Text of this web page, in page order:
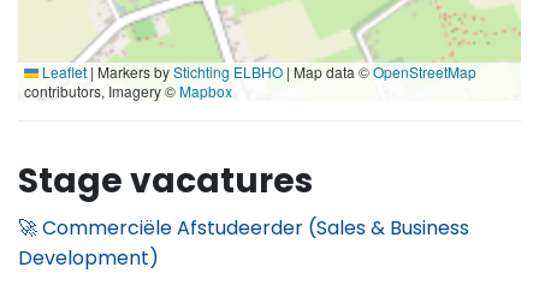
Leaflet | Markers byStichting ELBHO | Map data ©OpenStreetMap
contributors, Imagery ©Mapbox
Stage vacatures
🚀 Commerciële Afstudeerder (Sales & Business
Development)